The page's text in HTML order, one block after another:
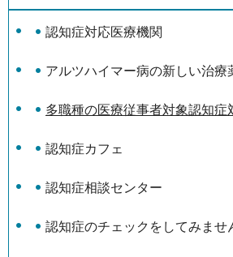
認知症対応医療機関
アルツハイマー病の新しい治療
多職種の医療従事者対象認知症
認知症カフェ
認知症相談センター
認知症のチェックをしてみませ